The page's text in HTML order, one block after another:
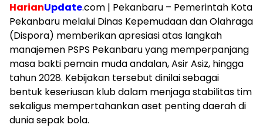
HarianUpdate.com | Pekanbaru – Pemerintah Kota
Pekanbaru melalui Dinas Kepemudaan dan Olahraga
(Dispora) memberikan apresiasi atas langkah
manajemen PSPS Pekanbaru yang memperpanjang
masa bakti pemain muda andalan, Asir Asiz, hingga
tahun 2028. Kebijakan tersebut dinilai sebagai
bentuk keseriusan klub dalam menjaga stabilitas tim
sekaligus mempertahankan aset penting daerah di
dunia sepak bola.